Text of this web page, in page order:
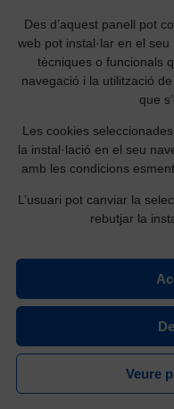
Des d’aquest panell pot
web pot instal·lar en el
tècniques o funcionals
navegació i la utilització
que
Les cookies
la instal·lació en el seu
amb les condicions
L’usuari pot canviar la
rebutjar la
Veure
Amb la col·laboració:
estat possible gràcies a la
millora d'equipaments culturals
cultura popular i tradicional
Part dels fons que financien les
cabals que atorga la
Junta